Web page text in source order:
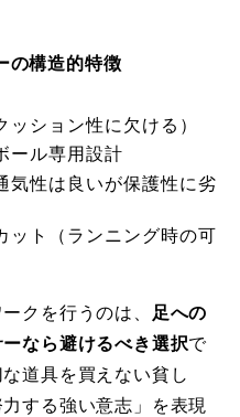
の構造的特徴
ッション性に欠ける）
ール専用設計
気性は良いが保護性に劣
ット（ランニング時の可
クを行うのは、 足への
なら避けるべき選択で
道具を買えない貧し
する強い意志」を表現